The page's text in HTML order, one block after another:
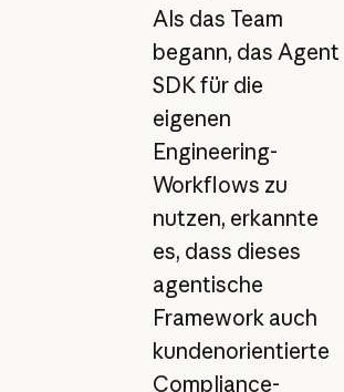
Als das Team
begann, das Agent
SDK für die
eigenen
Engineering-
Workflows zu
nutzen, erkannte
es, dass dieses
agentische
Framework auch
kundenorientierte
Compliance-